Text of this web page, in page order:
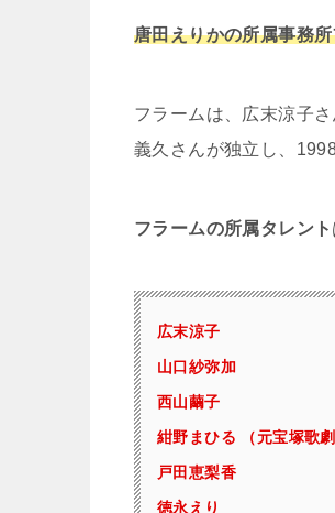
唐田えりかの所属事務
フラームは、広末涼子
義久さんが独立し、
フラームの所属タレント
広末涼子
山口紗弥加
西山繭子
紺野まひる （元宝塚歌
戸田恵梨香
徳永えり